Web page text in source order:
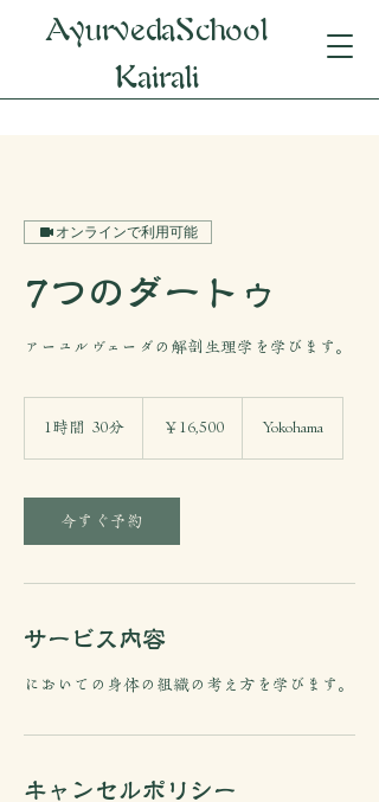
AyurvedaSchool
Kairali
オンラインで利用可能
7つのダートゥ
アーユルヴェーダの解剖生理学を学びます。
1時間 30分
0
分
￥16,500 Yokohama
今すぐ予約
サービス内容
においての身体の組織の考え方を学びます。
キャンセルポリシー